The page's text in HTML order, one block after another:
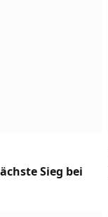
Sieg bei